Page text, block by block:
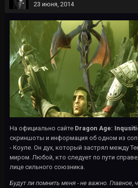
23 июня, 2014
На официально сайте Dragon Age:
скриншоты и информация об одном из
- Коуле. Он дух, который застрял между
миром. Любой, кто следует по пути
лице сильного союзника.
Будут ли помнить меня - не важно. Главное,